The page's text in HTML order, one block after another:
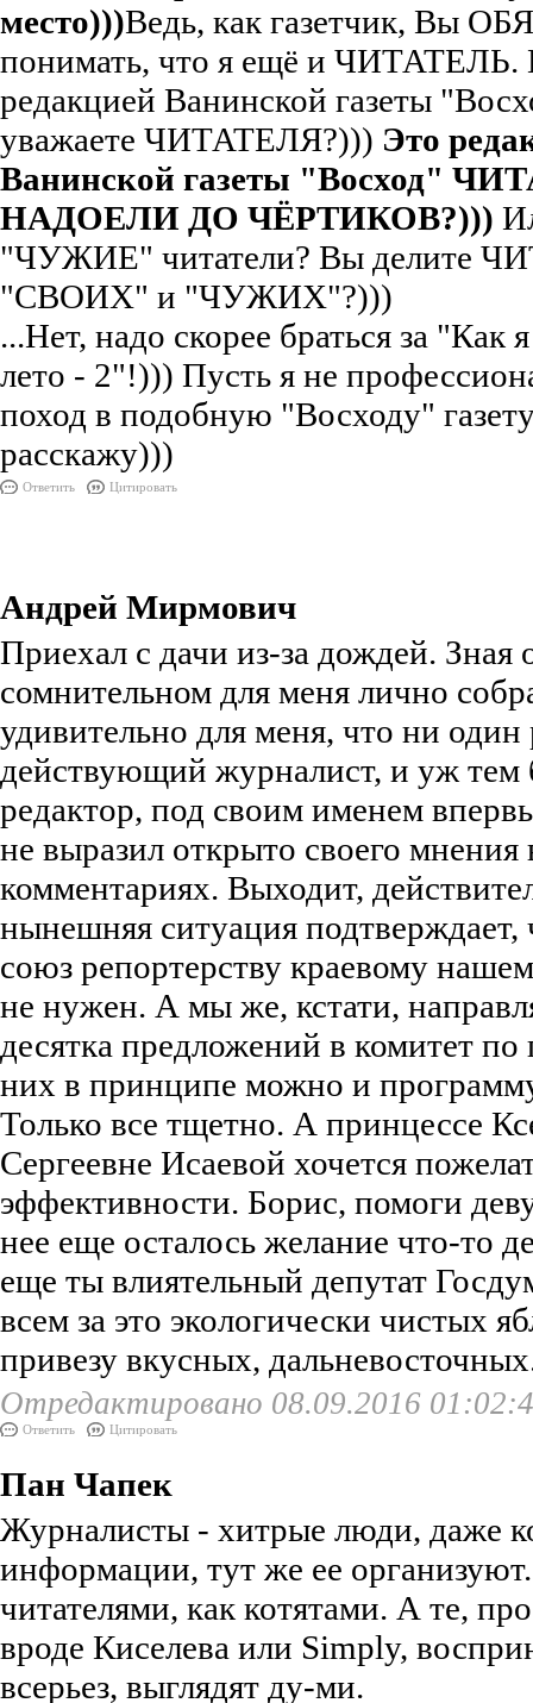
место)))Ведь, как газетчик, Вы
понимать, что я ещё и ЧИТАТЕЛЬ.
редакцией Ванинской газеты
уважаете ЧИТАТЕЛЯ?))) Это
Ванинской газеты "Восход"
НАДОЕЛИ ДО ЧЁРТИКОВ?)))
"ЧУЖИЕ" читатели? Вы делите
"СВОИХ" и "ЧУЖИХ"?)))
...Нет, надо скорее браться за "Как
лето - 2"!))) Пусть я не
поход в подобную "Восходу"
расскажу)))
Ответить Цитировать
Андрей Мирмович
Приехал с дачи из-за дождей. Зная
сомнительном для меня лично
удивительно для меня, что ни один
действующий журналист, и уж тем
редактор, под своим именем
не выразил открыто своего мнения
комментариях. Выходит,
нынешняя ситуация подтверждает,
союз репортерству краевому
не нужен. А мы же, кстати,
десятка предложений в комитет по
них в принципе можно и
Только все тщетно. А принцессе
Сергеевне Исаевой хочется
эффективности. Борис, помоги
нее еще осталось желание что-то
еще ты влиятельный депутат
всем за это экологически чистых
привезу вкусных,
Отредактировано 08.09.2016
Ответить Цитировать
Пан Чапек
Журналисты - хитрые люди, даже
информации, тут же ее
читателями, как котятами. А те,
вроде Киселева или Simply,
всерьез, выглядят ду-ми.